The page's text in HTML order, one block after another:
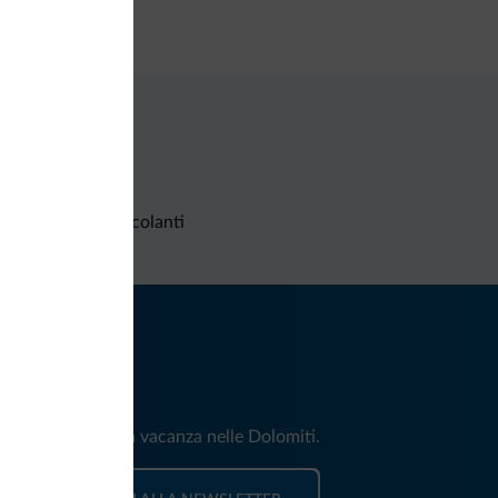
Richieste non vincolanti
news per la tua vacanza nelle Dolomiti.